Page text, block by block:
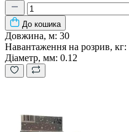
До кошика
Довжина, м: 30
Навантаження на розрив, кг:
Діаметр, мм: 0.12